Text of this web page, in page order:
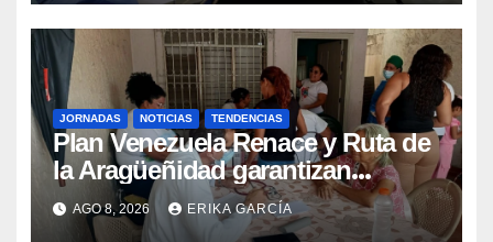
JORNADAS NOTICIAS TENDENCIAS
Plan Venezuela Renace y Ruta de
la Aragüeñidad garantizan
atención médica integral en
Aragua
AGO 8, 2026 ERIKA GARCÍA